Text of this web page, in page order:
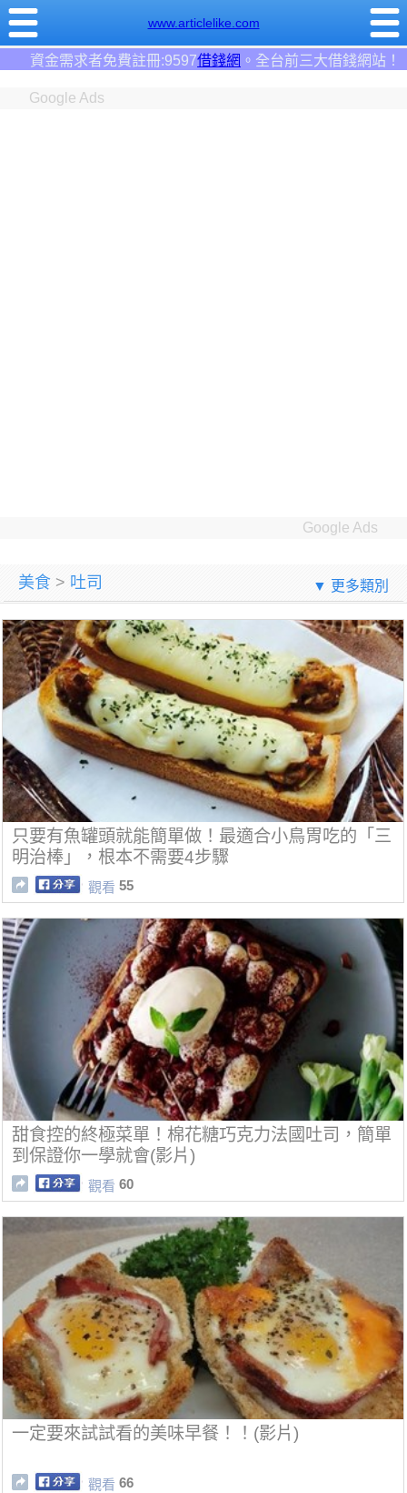
www.articlelike.com
借錢網。全台前三大借錢網站！
Google Ads
Google Ads
美食 > 吐司 ▼ 更多類別
只要有魚罐頭就能簡單做！最適合小鳥胃吃的「三
明治棒」，根本不需要4步驟
觀看 55
甜食控的終極菜單！棉花糖巧克力法國吐司，簡單
到保證你一學就會(影片)
觀看 60
一定要來試試看的美味早餐！！(影片)
觀看 66